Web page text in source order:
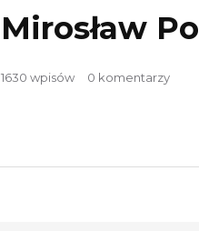
Mirosław
1630 wpisów 0 komentarzy